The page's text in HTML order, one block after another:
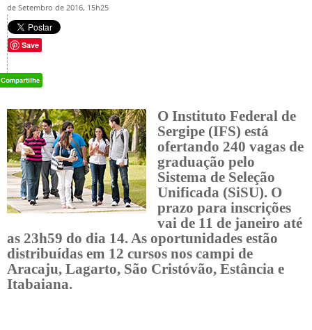
de Setembro de 2016, 15h25
Save
O Instituto Federal de
Sergipe (IFS) está
ofertando 240 vagas de
graduação pelo
Sistema de Seleção
Unificada (SiSU). O
prazo para inscrições
vai de 11 de janeiro até
as 23h59 do dia 14. As oportunidades estão
distribuídas em 12 cursos nos campi de
Aracaju, Lagarto, São Cristóvão, Estância e
Itabaiana.